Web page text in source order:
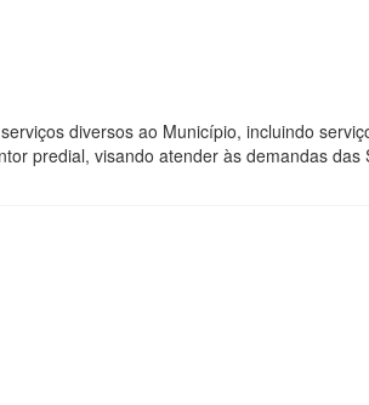
diversos ao Município, incluindo
predial, visando atender às demandas